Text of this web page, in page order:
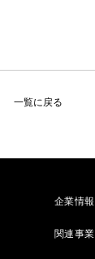
一覧に戻る
企業情報
関連事業